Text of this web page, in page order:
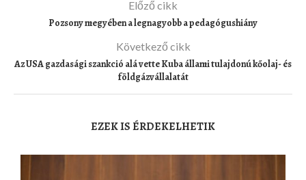
Előző cikk
Pozsony megyében a legnagyobb a pedagógushiány
Következő cikk
Az USA gazdasági szankció alá vette Kuba állami tulajdonú kőolaj- és
földgázvállalatát
EZEK IS ÉRDEKELHETIK